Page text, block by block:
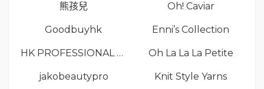
熊孩兒 Oh! Caviar
Goodbuyhk Enni’s Collection
HK PROFESSIONAL TV LIMITED Oh La La La Petite
jakobeautypro Knit Style Yarns